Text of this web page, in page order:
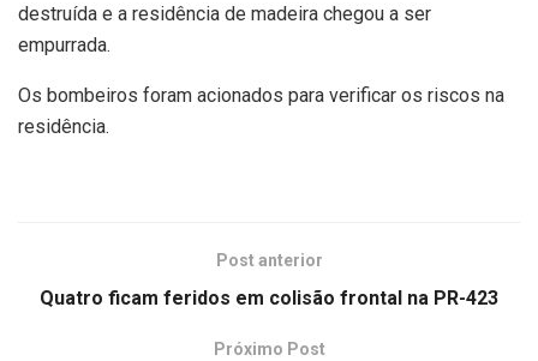
destruída e a residência de madeira chegou a ser
empurrada.
Os bombeiros foram acionados para verificar os riscos na
residência.
Post anterior
Quatro ficam feridos em colisão frontal na PR-423
Próximo Post